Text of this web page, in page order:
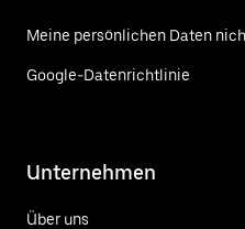
Meine persönlichen Daten
Google-Datenrichtlinie
Unternehmen
Über uns